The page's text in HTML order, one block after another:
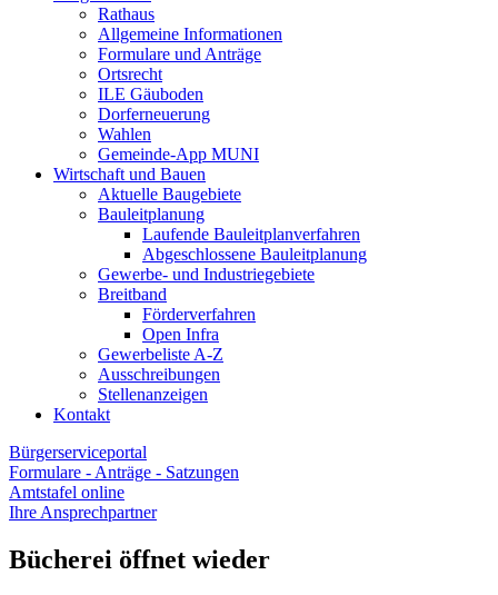
Rathaus
Allgemeine Informationen
Formulare und Anträge
Ortsrecht
ILE Gäuboden
Dorferneuerung
Wahlen
Gemeinde-App MUNI
Wirtschaft und Bauen
Aktuelle Baugebiete
Bauleitplanung
Laufende Bauleitplanverfahren
Abgeschlossene Bauleitplanung
Gewerbe- und Industriegebiete
Breitband
Förderverfahren
Open Infra
Gewerbeliste A-Z
Ausschreibungen
Stellenanzeigen
Kontakt
Bürgerserviceportal
Formulare - Anträge - Satzungen
Amtstafel online
Ihre Ansprechpartner
Bücherei öffnet wieder